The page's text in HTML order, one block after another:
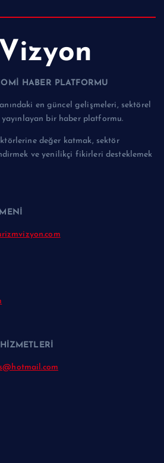
HABER PLATFORMU
en güncel gelişmeleri, sektörel
bir haber platformu.
değer katmak, sektör
ve yenilikçi fikirleri desteklemek